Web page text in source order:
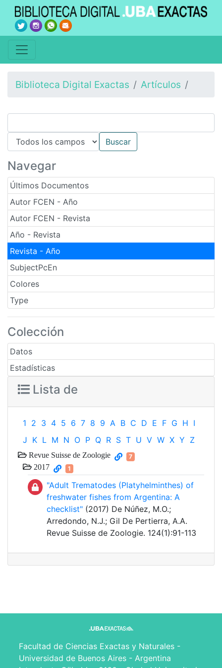
Biblioteca Digital Exactas Artículos
Navegar
Últimos Documentos
Autor FCEN - Año
Autor FCEN - Revista
Año - Revista
Revista - Año
SubjectPcEn
Colores
Type
Colección
Datos
Estadísticas
Lista de
1 2 3 4 5 6 7 8 9 A B C D E F G H I
J K L M N O P Q R S T U V W X Y Z
Revue Suisse de Zoologie 7
2017 1
"Adult Trematodes (Platyhelminthes) of
freshwater fishes from Argentina: A
checklist" (2017) De Núñez, M.O.;
Arredondo, N.J.; Gil De Pertierra, A.A.
Revue Suisse de Zoologie. 124(1):91-113
Facultad de Ciencias Exactas y Naturales -
Universidad de Buenos Aires - Argentina